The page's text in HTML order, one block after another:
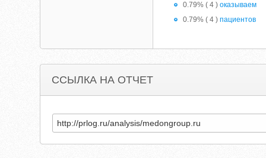
0.79% ( 4 )оказываем
0.79% ( 4 )пациентов
ССЫЛКА НА ОТЧЕТ